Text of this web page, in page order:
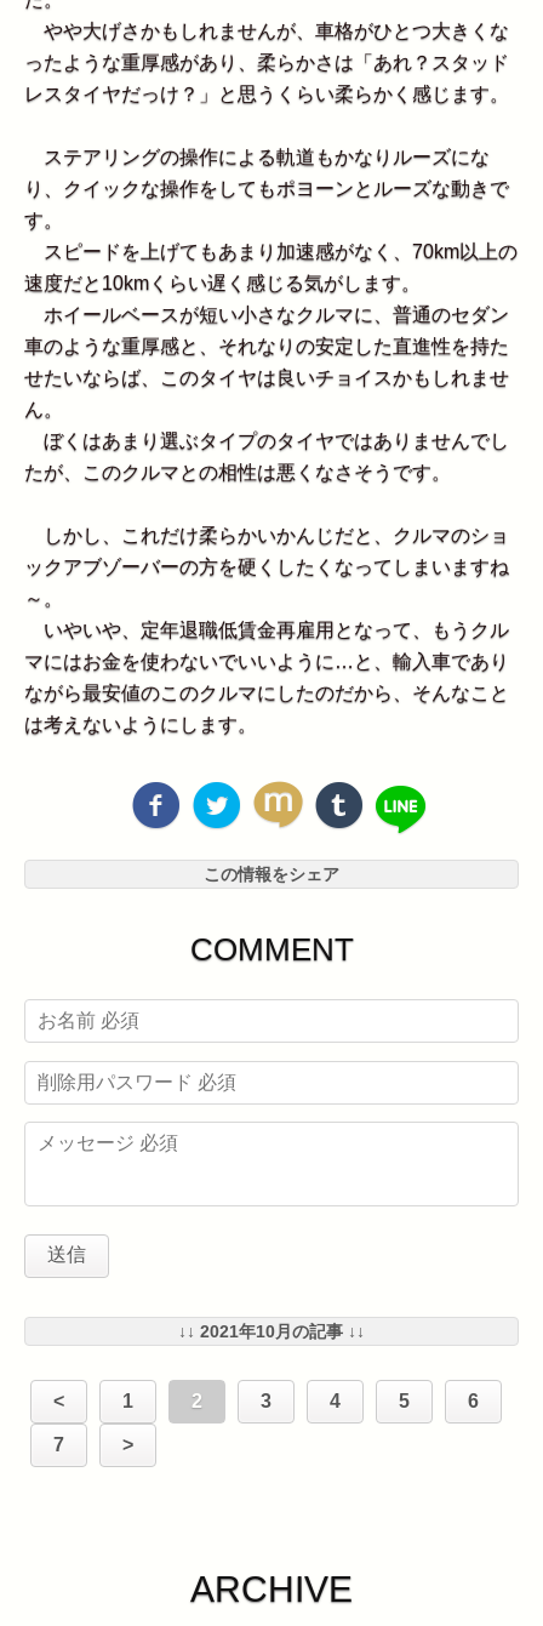
やや大げさかもしれませんが、車格がひとつ大きくな
ったような重厚感があり、柔らかさは「あれ？スタッド
レスタイヤだっけ？」と思うくらい柔らかく感じます。
ステアリングの操作による軌道もかなりルーズにな
り、クイックな操作をしてもポヨーンとルーズな動きで
す。
スピードを上げてもあまり加速感がなく、70km以上の
速度だと10kmくらい遅く感じる気がします。
ホイールベースが短い小さなクルマに、普通のセダン
車のような重厚感と、それなりの安定した直進性を持た
せたいならば、このタイヤは良いチョイスかもしれませ
ん。
ぼくはあまり選ぶタイプのタイヤではありませんでし
たが、このクルマとの相性は悪くなさそうです。
しかし、これだけ柔らかいかんじだと、クルマのショ
ックアブゾーバーの方を硬くしたくなってしまいますね
～。
いやいや、定年退職低賃金再雇用となって、もうクル
マにはお金を使わないでいいように…と、輸入車であり
ながら最安値のこのクルマにしたのだから、そんなこと
は考えないようにします。
この情報をシェア
COMMENT
↓↓ 2021年10月の記事 ↓↓
< 1 2 3 4 5 6
7 >
ARCHIVE